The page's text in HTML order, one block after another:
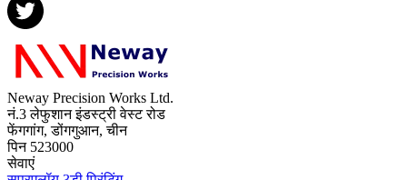
Neway Precision Works Ltd.
नं.3 लेफुशान इंडस्ट्री वेस्ट रोड
फेंगगांग, डोंगगुआन, चीन
पिन 523000
सेवाएं